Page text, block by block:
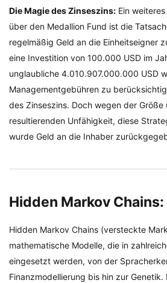
Die Magie des Zinseszins: Ein
über den Medallion Fund ist die
regelmäßig Geld an die Einheitseigner
eine Investition von 100.000 USD im
unglaubliche 4.010.907.000.000 USD
Managementgebühren zu
des Zinseszins. Doch wegen der
resultierenden Unfähigkeit, diese
wurde Geld an die Inhaber
Hidden Markov
Hidden Markov Chains (versteckte
mathematische Modelle, die in
eingesetzt werden, von der
Finanzmodellierung bis hin zur Genetik.